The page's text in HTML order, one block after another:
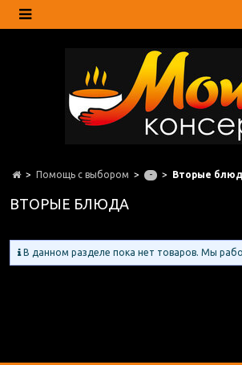
Помощь с выбором - Вторые
ВТОРЫЕ БЛЮДА
В данном разделе пока нет товаров. Мы